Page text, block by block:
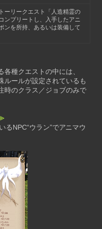
ーリークエスト「人造精霊の
ンプリートし、入手したアニ
ンを所持、あるいは装備して
種クエストの中には、
ルールが設定されているも
時のクラス／ジョブのみで
るNPC“ウラン”でアニマウ